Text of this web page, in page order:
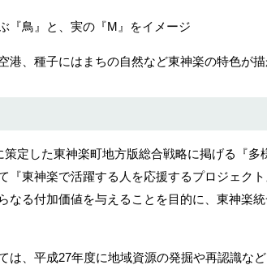
『鳥』と、実の『M』をイメージ
港、種子にはまちの自然など東神楽の特色が描
策定した東神楽町地方版総合戦略に掲げる『多
『東神楽で活躍する人を応援するプロジェク
なる付加価値を与えることを目的に、東神楽
は、平成27年度に地域資源の発掘や再認識な